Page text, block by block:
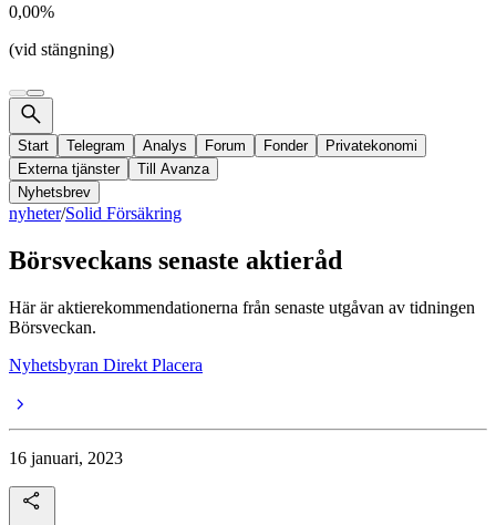
0,00%
(vid stängning)
Start Telegram Analys Forum Fonder
Privatekonomi
Externa tjänster
Till Avanza
Nyhetsbrev
nyheter/Solid Försäkring
Börsveckans senaste aktieråd
Här är aktierekommendationerna från senaste utgåvan av tidningen
Börsveckan.
Nyhetsbyran Direkt Placera
16 januari, 2023